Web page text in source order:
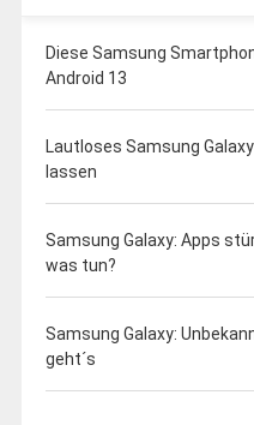
Diese Samsung
Android 13
Lautloses Samsung
lassen
Samsung Galaxy: Apps
was tun?
Samsung Galaxy:
geht´s